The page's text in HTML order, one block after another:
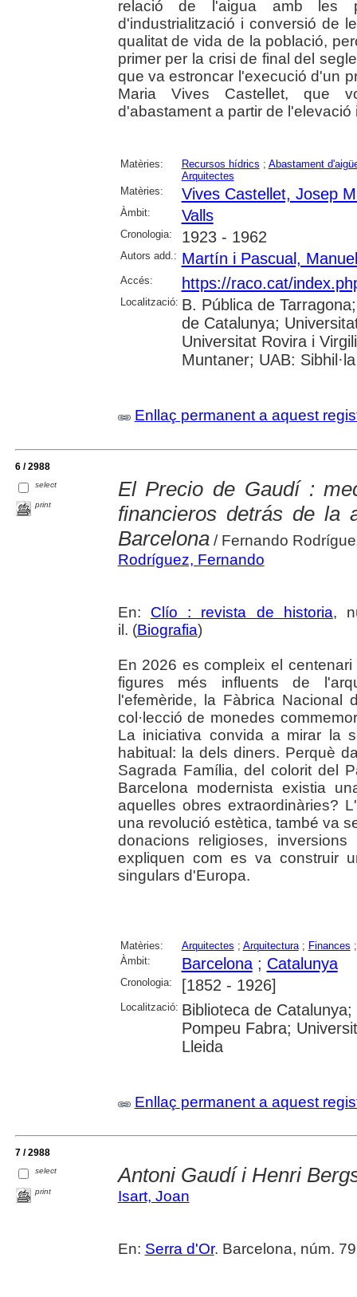
relació de l'aigua amb les
d'industrialització i conversió de
qualitat de vida de la població,
primer per la crisi de final del
que va estroncar l'execució d'un
Maria Vives Castellet, que
d'abastament a partir de
Matèries: Recursos hídrics ; Abastament
Arquitectes
Matèries:
Vives Castellet, Josep
Àmbit: Valls
Cronologia: 1923 - 1962
Autors add.: Martín i Pascual, Manuel
Accés: https://raco.cat/
Localització: B. Pública de
de Catalunya;
Universitat Rovira i
Muntaner; UAB: Sibhil·la
Enllaç permanent a aquest
6 / 2988
select
print
El Precio de Gaudí :
financieros detrás de la
Barcelona/ Fernando
Rodríguez, Fernando
En: Clío : revista de historia,
il. (Biografia)
En 2026 es compleix el
figures més influents de
l'efemèride, la Fàbrica Nacional
col·lecció de monedes
La iniciativa convida a mirar la
habitual: la dels diners. Perquè
Sagrada Família, del colorit del
Barcelona modernista existia
aquelles obres extraordinàries?
una revolució estètica, també va
donacions religioses,
expliquen com es va construir
singulars d'Europa.
Matèries: Arquitectes ; Arquitectura; Finances
Àmbit:
Barcelona; Catalunya
Cronologia: [1852 - 1926]
Localització: Biblioteca de
Pompeu Fabra;
Lleida
Enllaç permanent a aquest
7 / 2988
select
print
Antoni Gaudí i Henri
Isart, Joan
En: Serra d'Or. Barcelona, núm.